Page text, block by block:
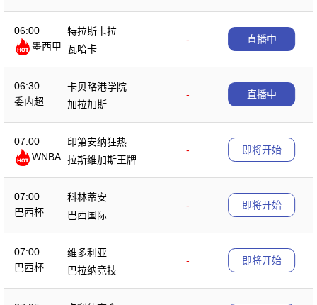
06:00
墨西甲
特拉斯卡拉
-
瓦哈卡
直播中
06:30
委内超
卡贝略港学院
-
加拉加斯
直播中
07:00
WNBA
印第安纳狂热
-
拉斯维加斯王牌
即将开始
07:00
巴西杯
科林蒂安
-
巴西国际
即将开始
07:00
巴西杯
维多利亚
-
巴拉纳竞技
即将开始